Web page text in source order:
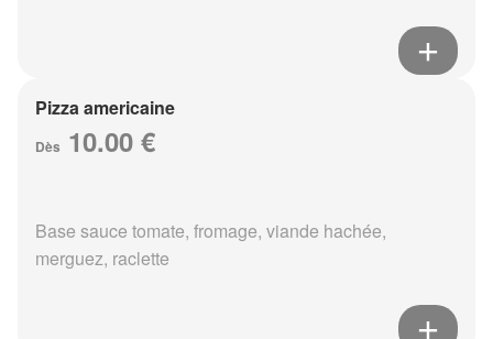
Pizza americaine
Dès 10.00 €
Base sauce tomate, fromage, viande hachée,
merguez, raclette